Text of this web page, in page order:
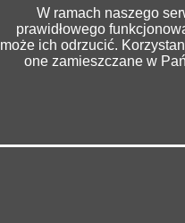
W ramach naszego
prawidłowego
może ich odrzucić.
one zamieszczane w